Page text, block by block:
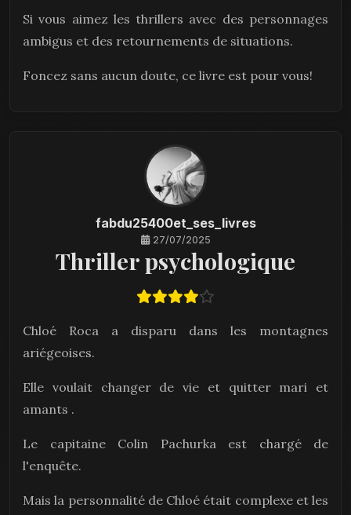
Si vous aimez les thrillers avec des personnages
ambigus et des retournements de situations.
Foncez sans aucun doute, ce livre est pour vous!
fabdu25400et_ses_livres
27/07/2025
Thriller psychologique
Chloé Roca a disparu dans les montagnes
ariégeoises.
Elle voulait changer de vie et quitter mari et
amants .
Le capitaine Colin Pachurka est chargé de
l'enquête.
Mais la personnalité de Chloé était complexe et les